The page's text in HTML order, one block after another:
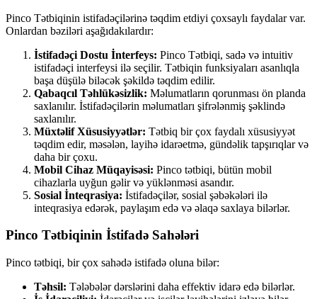
Pinco Tətbiqinin istifadəçilərinə təqdim etdiyi çoxsaylı faydalar var.
Onlardan bəziləri aşağıdakılardır:
İstifadəçi Dostu İnterfeys: Pinco Tətbiqi, sadə və intuitiv
istifadəçi interfeysi ilə seçilir. Tətbiqin funksiyaları asanlıqla
başa düşülə biləcək şəkildə təqdim edilir.
Qabaqcıl Təhlükəsizlik: Məlumatların qorunması ön planda
saxlanılır. İstifadəçilərin məlumatları şifrələnmiş şəklində
saxlanılır.
Müxtəlif Xüsusiyyətlər: Tətbiq bir çox faydalı xüsusiyyət
təqdim edir, məsələn, layihə idarəetmə, gündəlik tapşırıqlar və
daha bir çoxu.
Mobil Cihaz Müqayisəsi: Pinco tətbiqi, bütün mobil
cihazlarla uyğun gəlir və yüklənməsi asandır.
Sosial İnteqrasiya: İstifadəçilər, sosial şəbəkələri ilə
inteqrasiya edərək, paylaşım edə və əlaqə saxlaya bilərlər.
Pinco Tətbiqinin İstifadə Sahələri
Pinco tətbiqi, bir çox sahədə istifadə oluna bilər:
Təhsil: Tələbələr dərslərini daha effektiv idarə edə bilərlər.